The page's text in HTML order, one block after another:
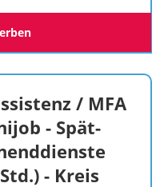
/ MFA
- Spät-
- Kreis